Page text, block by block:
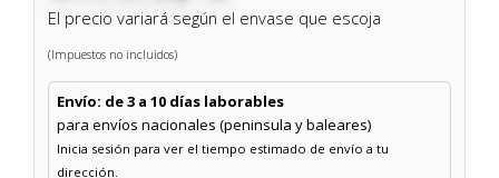
El precio variará según el envase que escoja
(Impuestos no incluidos)
Envío: de 3 a 10 días laborables
para envíos nacionales (peninsula y baleares)
Inicia sesión para ver el tiempo estimado de envío a tu
dirección.